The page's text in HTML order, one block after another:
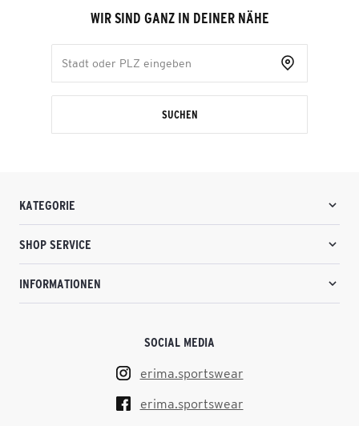
WIR SIND GANZ IN DEINER NÄHE
SUCHEN
KATEGORIE
SHOP SERVICE
INFORMATIONEN
SOCIAL MEDIA
erima.sportswear
erima.sportswear